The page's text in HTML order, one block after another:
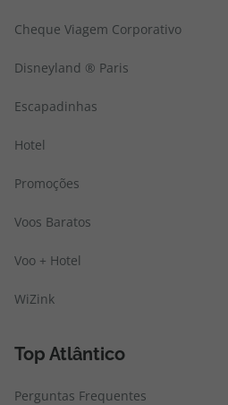
Cheque Viagem Corporativo
Disneyland ® Paris
Escapadinhas
Hotel
Promoções
Voos Baratos
Voo + Hotel
WiZink
Top Atlântico
Perguntas Frequentes